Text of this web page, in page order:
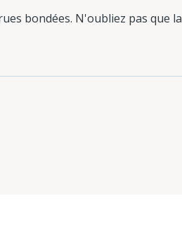
bondées. N'oubliez pas que la